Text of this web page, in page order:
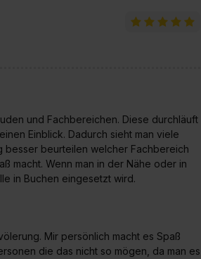
und Fachbereichen. Diese durchläuft
Einblick. Dadurch sieht man viele
besser beurteilen welcher Fachbereich
macht. Wenn man in der Nähe oder in
in Buchen eingesetzt wird.
Mir persönlich macht es Spaß
die das nicht so mögen, da man es